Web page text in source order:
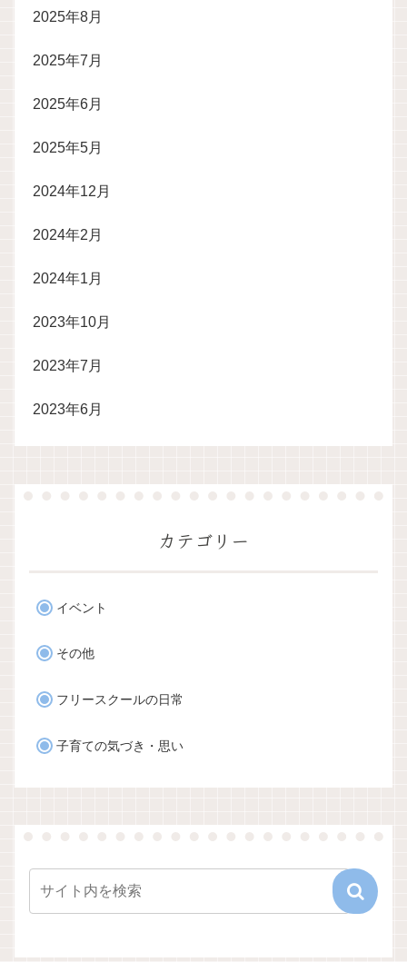
2025年8月
2025年7月
2025年6月
2025年5月
2024年12月
2024年2月
2024年1月
2023年10月
2023年7月
2023年6月
カテゴリー
イベント
その他
フリースクールの日常
子育ての気づき・思い